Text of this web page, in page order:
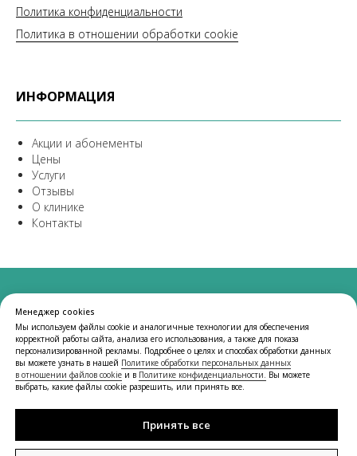
Политика конфиденциальности
Политика в отношении обработки cookie
ИНФОРМАЦИЯ
Акции и абонементы
Цены
Услуги
Отзывы
О клинике
Контакты
© 2025 Институт красоты «Новая Эра».
Все изображения, логотипы и товарные знаки,
используемые на сайте, предназначены исключительно
для иллюстративных целей.
Если вы являетесь правообладателем какого-либо
материала и считаете, что его использование нарушает
удаления или корректного оформления.
Менеджер cookies
Мы используем файлы cookie и аналогичные технологии для обеспечения
корректной работы сайта, анализа его использования, а также для показа
персонализированной рекламы. Подробнее о целях и способах обработки данных
вы можете узнать в нашей Политике обработки персональных данных
в отношении файлов cookie и в Политике конфиденциальности. Вы можете
выбрать, какие файлы cookie разрешить, или принять все.
Принять все